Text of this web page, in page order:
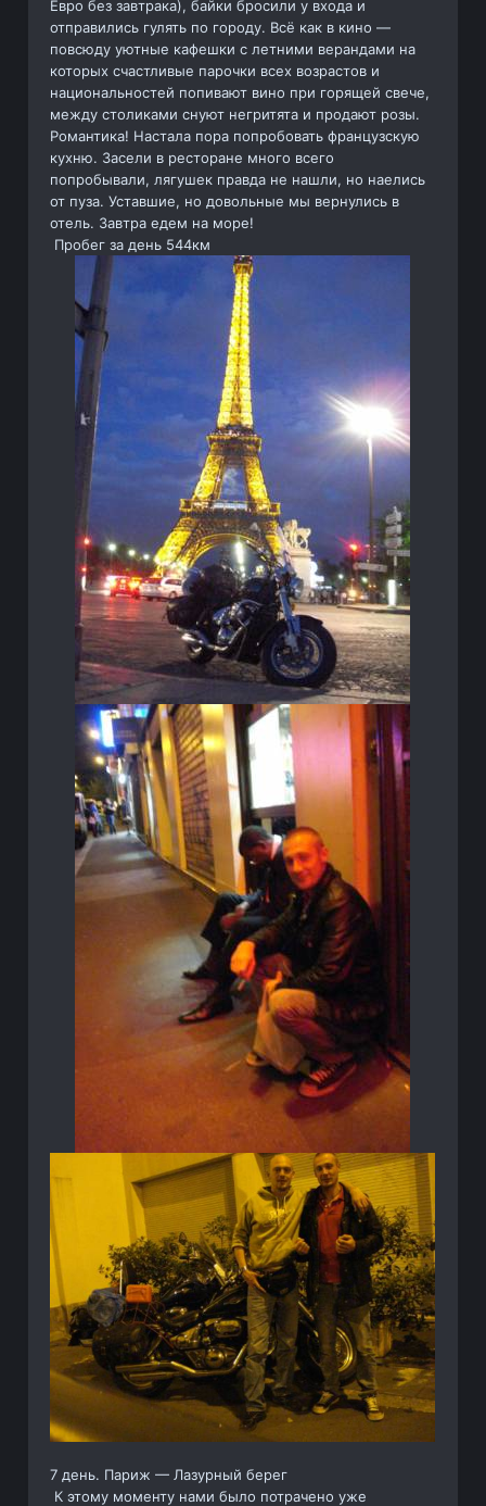
Евро без завтрака), байки бросили у входа и
отправились гулять по городу. Всё как в кино —
повсюду уютные кафешки с летними верандами на
которых счастливые парочки всех возрастов и
национальностей попивают вино при горящей свече,
между столиками снуют негритята и продают розы.
Романтика! Настала пора попробовать французскую
кухню. Засели в ресторане много всего
попробывали, лягушек правда не нашли, но наелись
от пуза. Уставшие, но довольные мы вернулись в
отель. Завтра едем на море!
Пробег за день 544км
7 день. Париж — Лазурный берег
К этому моменту нами было потрачено уже